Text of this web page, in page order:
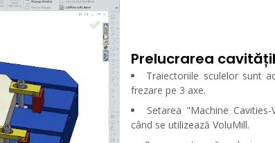
Prelucrarea
Traiectoriile sculelor sunt
frezare pe 3 axe.
Setarea "Machine
când se utilizează VoluMill.